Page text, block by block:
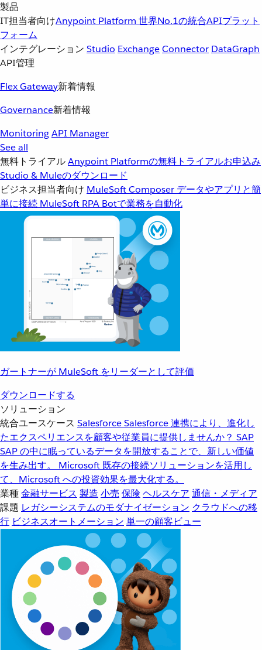
製品
IT担当者向けAnypoint Platform 世界No.1の統合APIプラット
フォーム
インテグレーション Studio ExchangeConnector DataGraph
API管理
Flex Gateway新着情報
Governance新着情報
MonitoringAPI Manager
See all
無料トライアルAnypoint Platformの無料トライアルお申込み
Studio & Muleのダウンロード
ビジネス担当者向け MuleSoft Composer データやアプリと簡
単に接続 MuleSoft RPA Botで業務を自動化
ガートナーが MuleSoft をリーダーとして評価
ダウンロードする
ソリューション
統合ユースケース SalesforceSalesforce 連携により、進化し
たエクスペリエンスを顧客や従業員に提供しませんか？ SAP
SAP の中に眠っているデータを開放することで、新しい価値
を生み出す。
Microsoft 既存の接続ソリューションを活用し
て、Microsoft への投資効果を最大化する。
業種金融サービス 製造 小売 保険 ヘルスケア 通信・メディア
課題 レガシーシステムのモダナイゼーション クラウドへの移
行 ビジネスオートメーション 単一の顧客ビュー